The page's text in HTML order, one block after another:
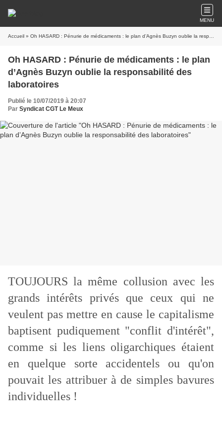
MENU
Accueil » Oh HASARD : Pénurie de médicaments : le plan d’Agnès Buzyn oublie la responsabilité des laboratoires
Oh HASARD : Pénurie de médicaments : le plan
d’Agnès Buzyn oublie la responsabilité des
laboratoires
Publié le 10/07/2019 à 20:07
Par Syndicat CGT Le Meux
TOUJOURS la même collusion avec les
grands intérêts privés que ceux qui ne
veulent pas mettre en cause le capitalisme
baptisent pudiquement "conflit d'intérêt",
comme si les liens oligarchiques étaient
en quelque sorte accidentels ou qu'on
pouvait les attribuer à de simples bavures
individuelles !